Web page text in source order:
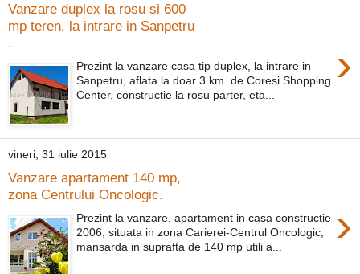
Vanzare duplex la rosu si 600
mp teren, la intrare in Sanpetru
.
›
Prezint la vanzare casa tip duplex, la intrare in
Sanpetru, aflata la doar 3 km. de Coresi Shopping
Center, constructie la rosu parter, eta...
vineri, 31 iulie 2015
Vanzare apartament 140 mp,
zona Centrului Oncologic.
›
Prezint la vanzare, apartament in casa constructie
2006, situata in zona Carierei-Centrul Oncologic,
mansarda in suprafta de 140 mp utili a...